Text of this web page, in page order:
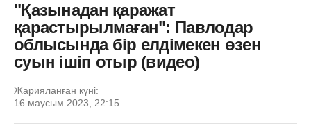
"Қазынадан қаражат
қарастырылмаған": Павлодар
облысында бір елдімекен өзен
суын ішіп отыр (видео)
Жарияланған күні:
16 маусым 2023, 22:15